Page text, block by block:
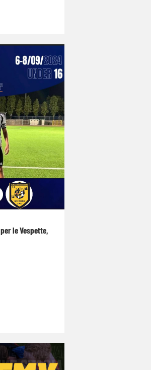
le Vespette,